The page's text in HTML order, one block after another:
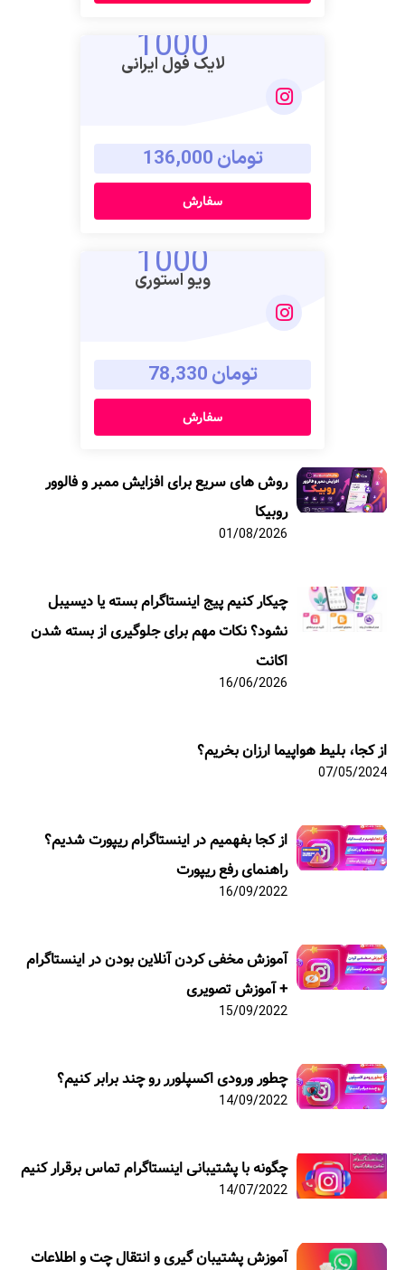
1000
لایک فول ایرانی
تومان 136,000
سفارش
1000
ویو استوری
تومان 78,330
سفارش
روش های سریع برای افزایش ممبر و فالوور
روبیکا
01/08/2026
چیکار کنیم پیج اینستاگرام بسته یا دیسیبل
نشود؟ نکات مهم برای جلوگیری از بسته شدن
اکانت
16/06/2026
از کجا، بلیط هواپیما ارزان بخریم؟
07/05/2024
از کجا بفهمیم در اینستاگرام ریپورت شدیم؟
راهنمای رفع ریپورت
16/09/2022
آموزش مخفی کردن آنلاین بودن در اینستاگرام
+ آموزش تصویری
15/09/2022
چطور ورودی اکسپلورر رو چند برابر کنیم؟
14/09/2022
چگونه با پشتیبانی اینستاگرام تماس برقرار کنیم
14/07/2022
آموزش پشتیبان گیری و انتقال چت و اطلاعات